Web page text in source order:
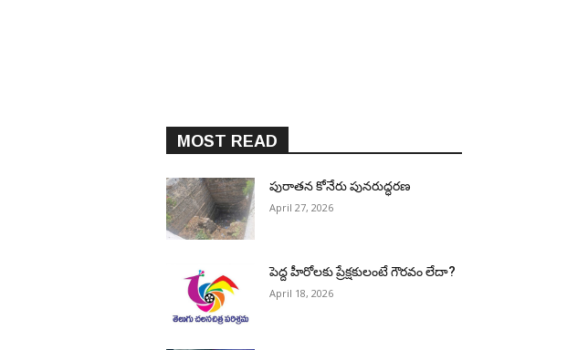
MOST READ
పురాత‌న కోనేరు పున‌రుద్ధ‌ర‌ణ
April 27, 2026
పెద్ద హీరోల‌కు ప్రేక్ష‌కులంటే గౌర‌వం లేదా?
April 18, 2026